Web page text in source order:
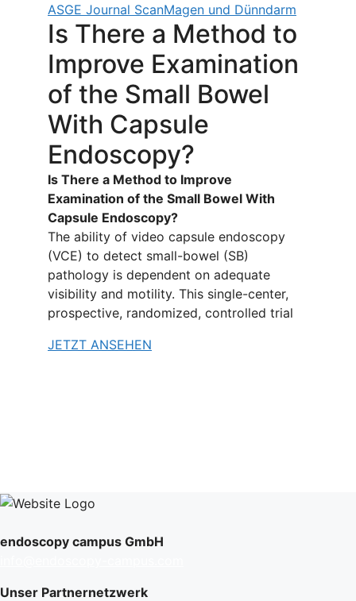
ASGE Journal ScanMagen und Dünndarm
Is There a Method to
Improve Examination
of the Small Bowel
With Capsule
Endoscopy?
Is There a Method to Improve
Examination of the Small Bowel With
Capsule Endoscopy?
The ability of video capsule endoscopy
(VCE) to detect small-bowel (SB)
pathology is dependent on adequate
visibility and motility. This single-center,
prospective, randomized, controlled trial
JETZT ANSEHEN
endoscopy campus GmbH
Unser Partnernetzwerk